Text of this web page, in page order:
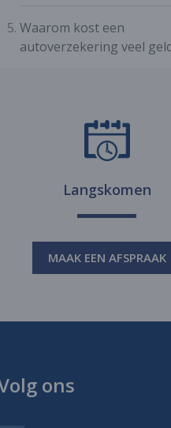
Waarom kost een
autoverzekering veel
Langskomen
MAAK EEN AFSPRAAK
ons